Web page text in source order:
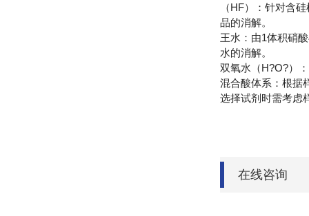
（HF）：针对含
品的消解。
王水：由1体积硝
水的消解。
双氧水（H?O?）
混合酸体系：根据
选择试剂时需考虑
在线咨询